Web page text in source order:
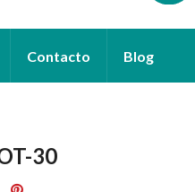
Contacto Blog
30